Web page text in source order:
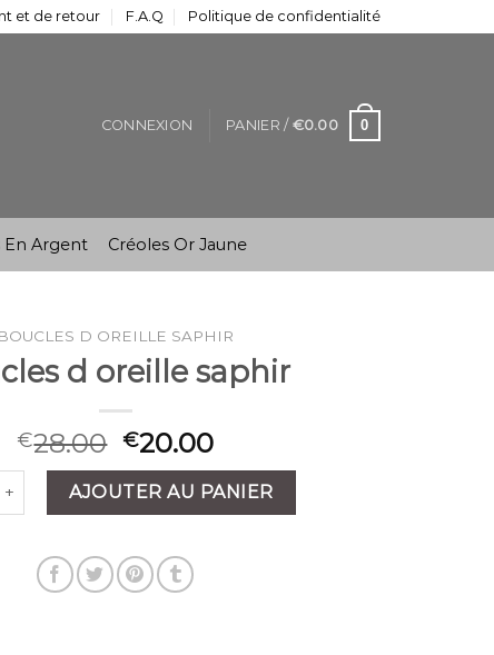
et de retour F.A.Q Politique de confidentialité
CONNEXION PANIER / €0.00 0
En Argent Créoles Or Jaune
BOUCLES D OREILLE SAPHIR
d oreille saphir
€28.00 €20.00
de boucles d oreille saphir
AJOUTER AU PANIER